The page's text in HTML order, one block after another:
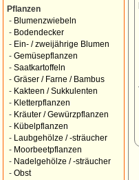
Pflanzen
- Blumenzwiebeln
- Bodendecker
- Ein- / zweijährige Blumen
- Gemüsepflanzen
- Saatkartoffeln
- Gräser / Farne / Bambus
- Kakteen / Sukkulenten
- Kletterpflanzen
- Kräuter / Gewürzpflanzen
- Kübelpflanzen
-
Laubgehölze / -sträucher
- Moorbeetpflanzen
- Nadelgehölze / -sträucher
- Obst